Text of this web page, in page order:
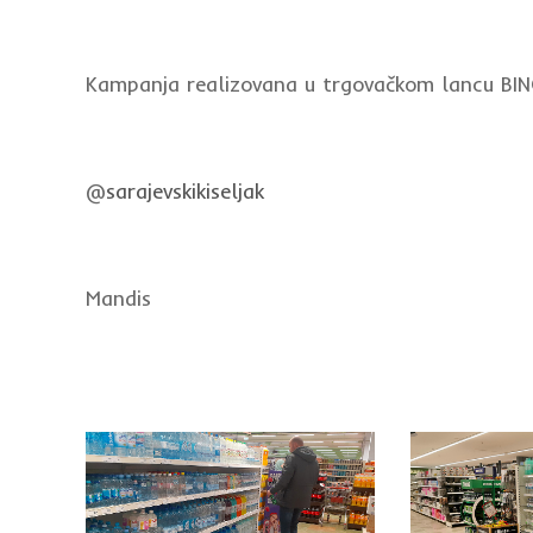
Kampanja realizovana u trgovačkom lancu
@sarajevskikiseljak
Mandis